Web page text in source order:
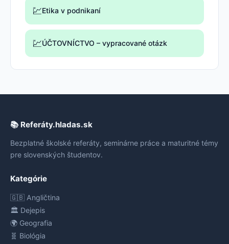
💹Etika v podnikaní
💹ÚČTOVNÍCTVO – vypracované otázk
📚 Referáty.hladas.sk
Bezplatné školské referáty, seminárne práce a maturitné témy
pre slovenských študentov.
Kategórie
🇬🇧 Angličtina
🏛️ Dejepis
🌍 Geografia
🧬 Biológia